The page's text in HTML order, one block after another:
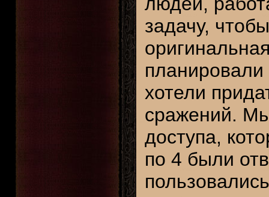
задачу,
хотели
сражений.
доступа,
по 4 были